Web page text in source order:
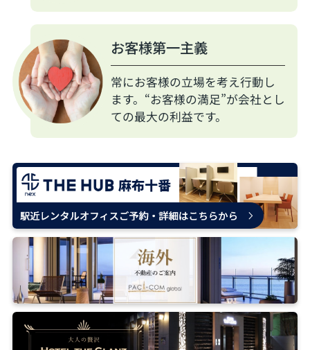
お客様第一主義
常にお客様の立場を考え行動し
ます。“お客様の満足”が会社とし
ての最大の利益です。